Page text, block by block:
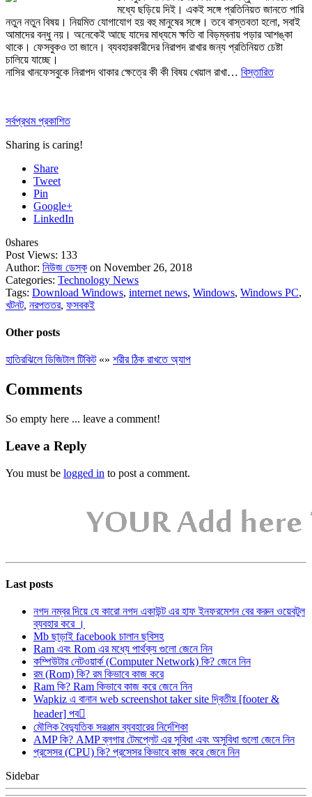
মধ্যে ছড়িয়ে দিই। একই সঙ্গে প্রতিনিয়ত জানতে পারি
নতুন নতুন বিষয়। নিয়মিত যোগাযোগ হয় বহু মানুষের সঙ্গে। তবে বাস্তবতা হলো, সবাই
আমাদের বন্ধু নয়। অনেকেই আছে যাদের মাধ্যমে ক্ষতি বা বিড়ম্বনায় পড়ার আশঙ্কা
থাকে। ফেসবুকও তা জানে। ব্যবহারকারীদের নিরাপদ রাখার জন্য প্রতিনিয়ত চেষ্টা
চালিয়ে যাচ্ছে।
নাসির খানফেসবুকে নিরাপদ থাকার ক্ষেত্রে কী কী বিষয় খেয়াল রাখা… বিস্তারিত
সর্বপ্রথম প্রকাশিত
Sharing is caring!
Share
Tweet
Pin
Google+
LinkedIn
0shares
Post Views: 133
Author: নিউজ ডেস্ক on November 26, 2018
Categories: Technology News
Tags: Download Windows, internet news, Windows, Windows PC,
খটনট, নরপততর, ফসবকই
Other posts
হাতিরঝিলে ডিজিটাল টিকিট«» শরীর ঠিক রাখতে অ্যাপ
Comments
So empty here ... leave a comment!
Leave a Reply
You must be logged in to post a comment.
Last posts
নগদ নম্বর দিয়ে যে কারো নগদ একাউন্ট এর হাফ ইনফরমেশন বের করুন ওয়েবটুল
ব্যবহার করে ।
Mb ছাড়াই facebook চালান ছবিসহ
Ram এবং Rom এর মধ্যে পার্থক্য গুলো জেনে নিন
কম্পিউটার নেটওয়ার্ক (Computer Network) কি? জেনে নিন
রম (Rom) কি? রম কিভাবে কাজ করে
Ram কি? Ram কিভাবে কাজ করে জেনে নিন
Wapkiz এ বানান web screenshot taker site দ্বিতীয় [footer &
header] পব
মৌলিক বৈদ্যুতিক সরঞ্জাম ব্যবহারের নির্দেশিকা
AMP কি? AMP ব্লগার টেমপ্লেট এর সুবিধা এবং অসুবিধা গুলো জেনে নিন
প্রসেসর (CPU) কি? প্রসেসর কিভাবে কাজ করে জেনে নিন
Sidebar